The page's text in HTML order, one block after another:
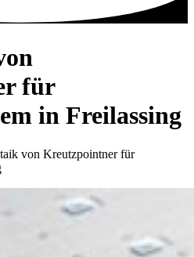
für
in Freilassing
von Kreutzpointner für